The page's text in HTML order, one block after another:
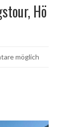
Hö
möglich